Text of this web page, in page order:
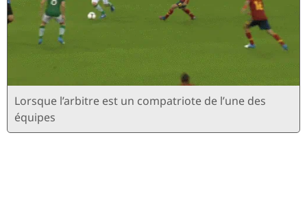
Lorsque l’arbitre est un compatriote de l’une des
équipes